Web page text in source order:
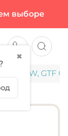
выборе
NOW, GTF
✖